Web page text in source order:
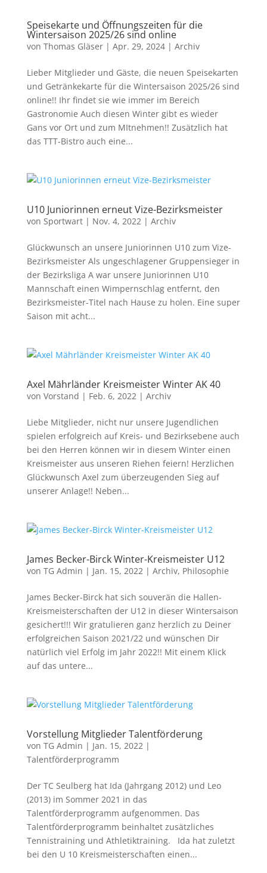
Speisekarte und Öffnungszeiten für die
Wintersaison 2025/26 sind online
von Thomas Gläser| Apr. 29, 2024| Archiv
Lieber Mitglieder und Gäste, die neuen Speisekarten
und Getränkekarte für die Wintersaison 2025/26 sind
online!! Ihr findet sie wie immer im Bereich
Gastronomie Auch diesen Winter gibt es wieder
Gans vor Ort und zum MItnehmen!! Zusätzlich hat
das TTT-Bistro auch eine...
U10 Juniorinnen erneut Vize-Bezirksmeister
von Sportwart| Nov. 4, 2022| Archiv
Glückwunsch an unsere Juniorinnen U10 zum Vize-
Bezirksmeister Als ungeschlagener Gruppensieger in
der Bezirksliga A war unsere Juniorinnen U10
Mannschaft einen Wimpernschlag entfernt, den
Bezirksmeister-Titel nach Hause zu holen. Eine super
Saison mit acht...
Axel Mährländer Kreismeister Winter AK 40
von Vorstand | Feb. 6, 2022| Archiv
Liebe Mitglieder, nicht nur unsere Jugendlichen
spielen erfolgreich auf Kreis- und Bezirksebene auch
bei den Herren können wir in diesem Winter einen
Kreismeister aus unseren Riehen feiern! Herzlichen
Glückwunsch Axel zum überzeugenden Sieg auf
unserer Anlage!! Neben...
James Becker-Birck Winter-Kreismeister U12
von TG Admin | Jan. 15, 2022| Archiv, Philosophie
James Becker-Birck hat sich souverän die Hallen-
Kreismeisterschaften der U12 in dieser Wintersaison
gesichert!!! Wir gratulieren ganz herzlich zu Deiner
erfolgreichen Saison 2021/22 und wünschen Dir
natürlich viel Erfolg im Jahr 2022!! Mit einem Klick
auf das untere...
Vorstellung Mitglieder Talentförderung
von TG Admin | Jan. 15, 2022|
Talentförderprogramm
Der TC Seulberg hat Ida (Jahrgang 2012) und Leo
(2013) im Sommer 2021 in das
Talentförderprogramm aufgenommen. Das
Talentförderprogramm beinhaltet zusätzliches
Tennistraining und Athletiktraining. Ida hat zuletzt
bei den U 10 Kreismeisterschaften einen...